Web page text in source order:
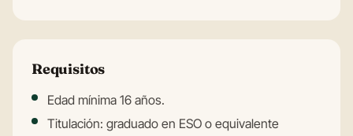
Requisitos
Edad mínima 16 años.
Titulación: graduado en ESO o equivalente